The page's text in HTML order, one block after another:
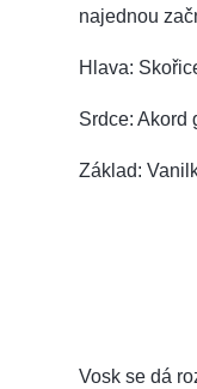
najednou
Hlava:
Srdce: Akord
Základ:
Vosk se dá